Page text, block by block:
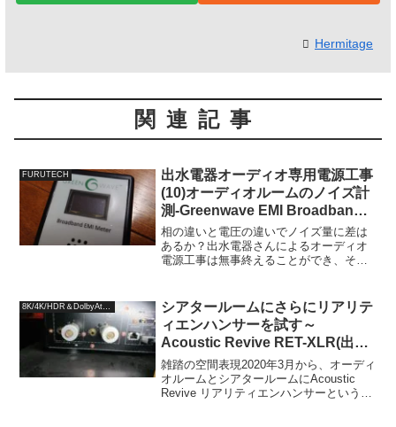
Hermitage
関連記事
FURUTECH
出水電器オーディオ専用電源工事
(10)オーディオルームのノイズ計
測-Greenwave EMI Broadband
Meter-
相の違いと電圧の違いでノイズ量に差は
あるか？出水電器さんによるオーディオ
電源工事は無事終えることができ、それ
Premierの機能を使って計測を始めま...
8K/4K/HDR＆DolbyAtmos
シアタールームにさらにリアリテ
ィエンハンサーを試す～
Acoustic Revive RET-XLR(出力
端子用)とUDP-LX800～
雑踏の空間表現2020年3月から、オーディ
オルームとシアタールームにAcoustic
Revive リアリティエンハンサーというシ